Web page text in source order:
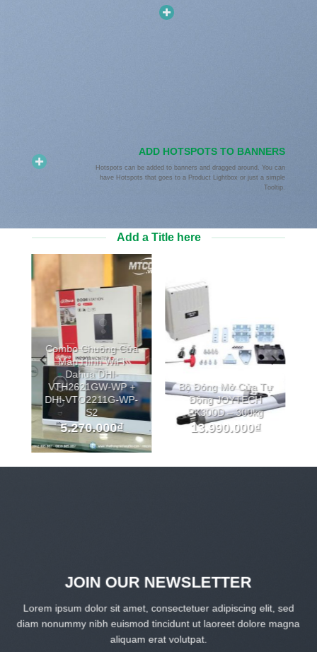
ADD HOTSPOTS TO BANNERS
Hotspots can be added to banners and dragged around. You can
have Hotspots that goes to a Product Lightbox or just a simple
Tooltip.
Add a Title here
Combo Chuông Cửa
Màn Hình WiFi
Dahua DHI-
VTH2621GW-WP +
DHI-VTO2211G-WP-
S2
5.270.000₫
Bộ Đóng Mở Cửa Tự
Động JOYTECH
PK300D – 300kg
13.990.000₫
JOIN OUR NEWSLETTER
Lorem ipsum dolor sit amet, consectetuer adipiscing elit, sed
diam nonummy nibh euismod tincidunt ut laoreet dolore magna
aliquam erat volutpat.